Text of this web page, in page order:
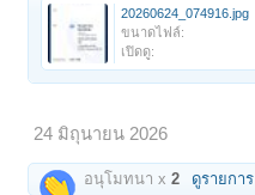
20260624_074916.jpg
ขนาดไฟล์:
เปิดดู:
24 มิถุนายน 2026
อนุโมทนา x2 ดูรายการ